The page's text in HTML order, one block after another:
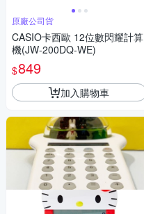
原廠公司貨
CASIO卡西歐 12位數閃耀計算
機(JW-200DQ-WE)
$849
加入購物車